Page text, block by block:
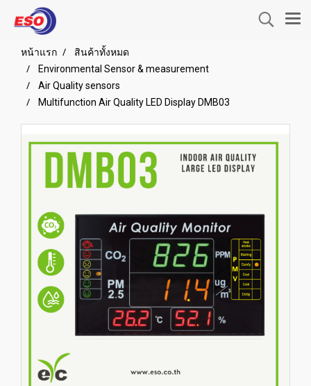
หน้าแรก
สินค้าทั้งหมด
Environmental Sensor & measurement
Air Quality sensors
Multifunction Air Quality LED Display DMB03